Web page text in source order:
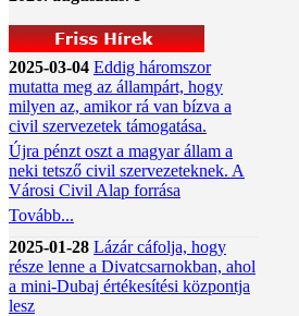
2025-03-04 Eddig háromszor
mutatta meg az állampárt, hogy
milyen az, amikor rá van bízva a
civil szervezetek támogatása.
Újra pénzt oszt a magyar állam a
neki tetsző civil szervezeteknek. A
Városi Civil Alap forrása
Tovább...
2025-01-28 Lázár cáfolja, hogy
része lenne a Divatcsarnokban, ahol
a mini-Dubaj értékesítési központja
lesz